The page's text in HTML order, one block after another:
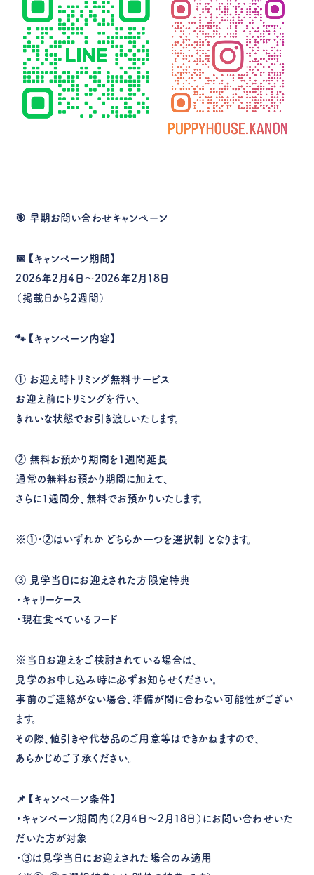
🎯 早期お問い合わせキャンペーン
📅【キャンペーン期間】
2026年2月4日〜2026年2月18日
（掲載日から2週間）
🐾【キャンペーン内容】
① お迎え時トリミング無料サービス
お迎え前にトリミングを行い、
きれいな状態でお引き渡しいたします。
② 無料お預かり期間を1週間延長
通常の無料お預かり期間に加えて、
さらに1週間分、無料でお預かりいたします。
※①・②はいずれか どちらか一つを選択制 となります。
③ 見学当日にお迎えされた方限定特典
・キャリーケース
・現在食べているフード
※当日お迎えをご検討されている場合は、
見学のお申し込み時に必ずお知らせください。
事前のご連絡がない場合、準備が間に合わない可能性がござい
ます。
その際、値引きや代替品のご用意等はできかねますので、
あらかじめご了承ください。
📌【キャンペーン条件】
・キャンペーン期間内（2月4日〜2月18日）にお問い合わせいた
だいた方が対象
・③は見学当日にお迎えされた場合のみ適用